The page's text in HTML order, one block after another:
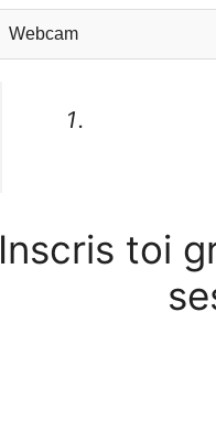
Webcam
Inscris toi